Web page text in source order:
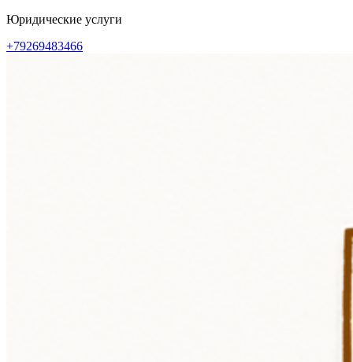
Перейти
содержимому
Юридические услуги
+79269483466